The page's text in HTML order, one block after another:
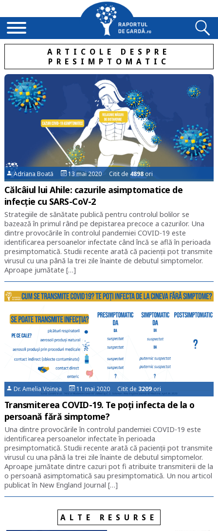
ARTICOLE DESPRE
PRESIMPTOMATIC
Adriana Boată 13 mai 2020 Citit de 4898ori
Călcâiul lui Ahile: cazurile asimptomatice de
infecție cu SARS-CoV-2
Strategiile de sănătate publică pentru controlul bolilor se
bazează în primul rând pe depistarea precoce a cazurilor. Una
dintre provocările în controlul pandemiei COVID-19 este
identificarea persoanelor infectate când încă se află în perioada
presimptomatică. Studii recente arată că pacienții pot transmite
virusul cu una până la trei zile înainte de debutul simptomelor.
Aproape jumătate […]
Dr. Amelia Voinea 11 mai 2020 Citit de 3209ori
Transmiterea COVID-19. Te poți infecta de la o
persoană fără simptome?
Una dintre provocările în controlul pandemiei COVID-19 este
identificarea persoanelor infectate în perioada
presimptomatică. Studii recente arată că pacienții pot transmite
virusul cu una până la trei zile înainte de debutul simptomelor.
Aproape jumătate dintre cazuri pot fi atribuite transmiterii de la
o persoană asimptomatică sau presimptomatică. Un nou articol
publicat în New England Journal […]
ALTE RESURSE